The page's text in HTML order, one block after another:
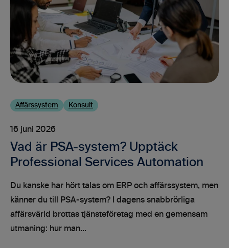
Affärssystem Konsult
16 juni 2026
Vad är PSA-system? Upptäck
Professional Services Automation
Du kanske har hört talas om ERP och affärssystem, men
känner du till PSA-system? I dagens snabbrörliga
affärsvärld brottas tjänsteföretag med en gemensam
utmaning: hur man...